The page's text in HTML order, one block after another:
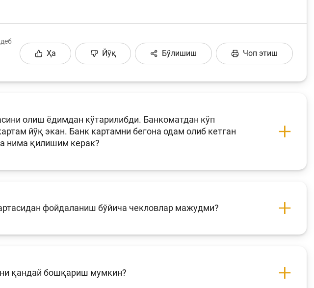
Ҳа Йўқ Бўлишиш Чоп этиш
олиш ёдимдан кўтарилибди. Банкоматдан кўп
йўқ экан. Банк картамни бегона одам олиб кетган
нима қилишим керак?
фойдаланиш бўйича чекловлар мажудми?
қандай бошқариш мумкин?